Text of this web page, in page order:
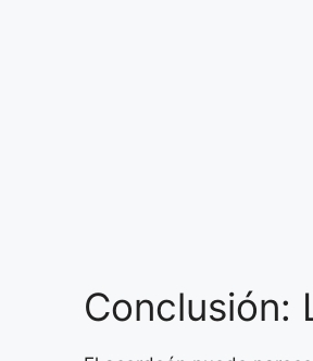
Conclusión: